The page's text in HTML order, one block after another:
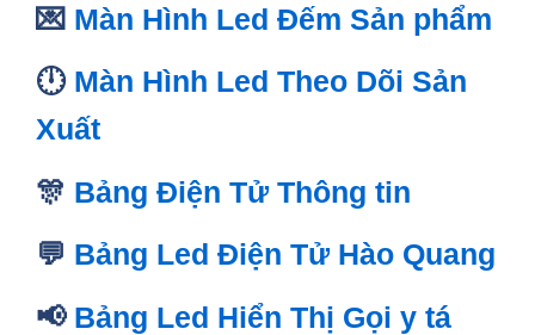
💌 Màn Hình Led Đếm Sản phẩm
🕛 Màn Hình Led Theo Dõi Sản
Xuất
🎊 Bảng Điện Tử Thông tin
💬 Bảng Led Điện Tử Hào Quang
📢 Bảng Led Hiển Thị Gọi y tá